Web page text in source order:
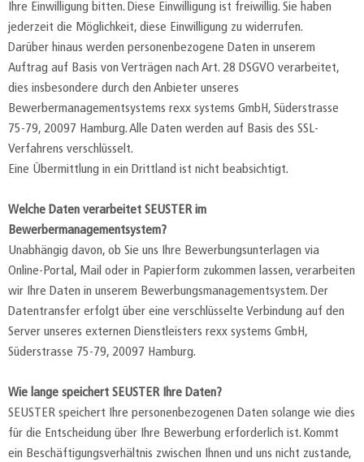
Ihre Einwilligung bitten. Diese Einwilligung ist freiwillig. Sie haben
jederzeit die Möglichkeit, diese Einwilligung zu widerrufen.
Darüber hinaus werden personenbezogene Daten in unserem
Auftrag auf Basis von Verträgen nach Art. 28 DSGVO verarbeitet,
dies insbesondere durch den Anbieter unseres
Bewerbermanagementsystems rexx systems GmbH, Süderstrasse
75-79, 20097 Hamburg. Alle Daten werden auf Basis des SSL-
Verfahrens verschlüsselt.
Eine Übermittlung in ein Drittland ist nicht beabsichtigt.
Welche Daten verarbeitet SEUSTER im
Bewerbermanagementsystem?
Unabhängig davon, ob Sie uns Ihre Bewerbungsunterlagen via
Online-Portal, Mail oder in Papierform zukommen lassen, verarbeiten
wir Ihre Daten in unserem Bewerbungsmanagementsystem. Der
Datentransfer erfolgt über eine verschlüsselte Verbindung auf den
Server unseres externen Dienstleisters rexx systems GmbH,
Süderstrasse 75-79, 20097 Hamburg.
Wie lange speichert SEUSTER Ihre Daten?
SEUSTER speichert Ihre personenbezogenen Daten solange wie dies
für die Entscheidung über Ihre Bewerbung erforderlich ist. Kommt
ein Beschäftigungsverhältnis zwischen Ihnen und uns nicht zustande,